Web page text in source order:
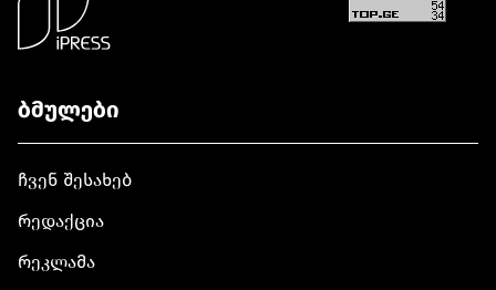
ბმულები
ჩვენ შესახებ
რედაქცია
რეკლამა